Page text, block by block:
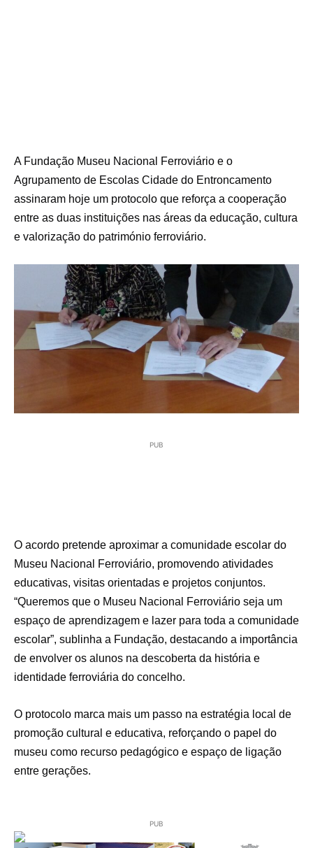
A Fundação Museu Nacional Ferroviário e o
Agrupamento de Escolas Cidade do Entroncamento
assinaram hoje um protocolo que reforça a cooperação
entre as duas instituições nas áreas da educação, cultura
e valorização do património ferroviário.
PUB
O acordo pretende aproximar a comunidade escolar do
Museu Nacional Ferroviário, promovendo atividades
educativas, visitas orientadas e projetos conjuntos.
“Queremos que o Museu Nacional Ferroviário seja um
espaço de aprendizagem e lazer para toda a comunidade
escolar”, sublinha a Fundação, destacando a importância
de envolver os alunos na descoberta da história e
identidade ferroviária do concelho.
O protocolo marca mais um passo na estratégia local de
promoção cultural e educativa, reforçando o papel do
museu como recurso pedagógico e espaço de ligação
entre gerações.
PUB